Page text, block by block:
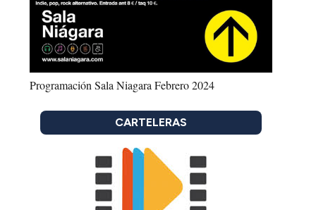
Programación Sala Niagara Febrero 2024
CARTELERAS